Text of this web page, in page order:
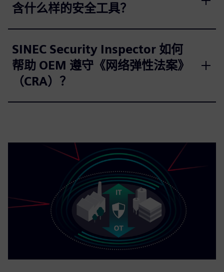
含什么样的安全工具？
SINEC Security Inspector 如何
帮助 OEM 遵守《网络弹性法案》
（CRA）？